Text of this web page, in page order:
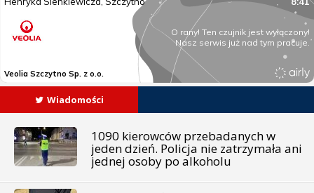
Wiadomości
1090 kierowców przebadanych w
jeden dzień. Policja nie zatrzymała ani
jednej osoby po alkoholu